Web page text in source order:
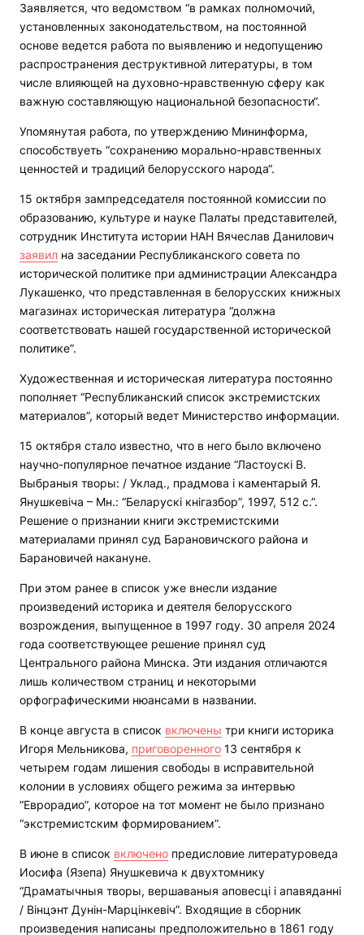
Заявляется, что ведомством “в рамках полномочий,
установленных законодательством, на постоянной
основе ведется работа по выявлению и недопущению
распространения деструктивной литературы, в том
числе влияющей на духовно-нравственную сферу как
важную составляющую национальной безопасности“.
Упомянутая работа, по утверждению Мининформа,
способствуеть “сохранению морально-нравственных
ценностей и традиций белорусского народа“.
15 октября зампредседателя постоянной комиссии по
образованию, культуре и науке Палаты представителей,
сотрудник Института истории НАН Вячеслав Данилович
заявил на заседании Республиканского совета по
исторической политике при администрации Александра
Лукашенко, что представленная в белорусских книжных
магазинах историческая литература “должна
соответствовать нашей государственной исторической
политике”.
Художественная и историческая литература постоянно
пополняет “Республиканский список экстремистских
материалов”, который ведет Министерство информации.
15 октября стало известно, что в него было включено
научно-популярное печатное издание “Ластоускi В.
Выбраныя творы: / Уклад., прадмова i каментарый Я.
Янушкевiча – Мн.: “Беларускi кнiгазбор”, 1997, 512 с.”.
Решение о признании книги экстремистскими
материалами принял суд Барановичского района и
Барановичей накануне.
При этом ранее в список уже внесли издание
произведений историка и деятеля белорусского
возрождения, выпущенное в 1997 году. 30 апреля 2024
года соответствующее решение принял суд
Центрального района Минска. Эти издания отличаются
лишь количеством страниц и некоторыми
орфографическими нюансами в названии.
В конце августа в список включены три книги историка
Игоря Мельникова, приговоренного 13 сентября к
четырем годам лишения свободы в исправительной
колонии в условиях общего режима за интервью
“Еврорадио”, которое на тот момент не было признано
“экстремистским формированием”.
В июне в список включено предисловие литературоведа
Иосифа (Язепа) Янушкевича к двухтомнику
“Драматычныя творы, вершаваныя аповесці і апавяданні
/ Вінцэнт Дунін-Марцінкевіч”. Входящие в сборник
произведения написаны предположительно в 1861 году